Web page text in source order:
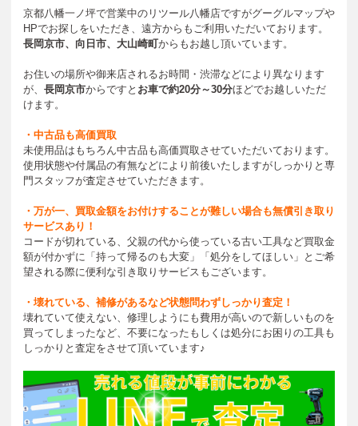
京都八幡一ノ坪で営業中のリツール八幡店ですがグーグルマップや
HPでお探しをいただき、遠方からもご利用いただいております。
長岡京市、向日市、大山崎町からもお越し頂いています。
お住いの場所や御来店されるお時間・渋滞などにより異なります
が、 長岡京市からですと お車で約20分～30分ほどでお越しいただ
けます。
・中古品も高価買取
未使用品はもちろん中古品も高価買取させていただいております。
使用状態や付属品の有無などにより前後いたしますがしっかりと専
門スタッフが査定させていただきます。
・万が一、買取金額をお付けすることが難しい場合も無償引き取り
サービスあり！
コードが切れている、父親の代から使っている古い工具など買取金
額が付かずに「持って帰るのも大変」「処分をしてほしい」とご希
望される際に便利な引き取りサービスもございます。
・壊れている、補修があるなど状態問わずしっかり査定！
壊れていて使えない、修理しようにも費用が高いので新しいものを
買ってしまったなど、不要になったもしくは処分にお困りの工具も
しっかりと査定をさせて頂いています♪